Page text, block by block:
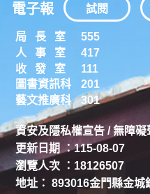
資安及隱私權宣告 /無障礙
更新日期 ：115-08-07
瀏覽人次 ：18126507
地址： 893016金門縣金城
局 長 室 555
人 事 室
417
收 發 室
111
圖書資訊科
201
藝文推廣科
301
電子報 試閱